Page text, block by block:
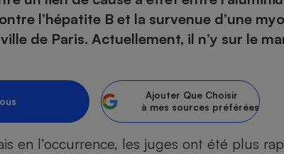
l’hépatite B et la survenue d’une
de Paris. Actuellement, il n’y sur le
Ajouter Que Choisir
à mes sources préférées
en l’occurrence, les juges ont été plus
alimentaire
- Fiscalité
auto
technique - Réparation
- Drive
Comparatif sèche-linge
réfrigérateur-congélateur
plaque à induction
Comparatif smartphone
casque audio
barre de son
Comparatif nettoyeur haute
pression
tondeuse robot
poêle à granulés
Comparateur mutuelle
Comparateur des devis d’opticiens
de retraite
Obsèques - Pompes
funèbres